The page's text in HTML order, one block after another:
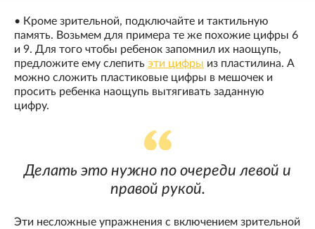
• Кроме зрительной, подключайте и тактильную
память. Возьмем для примера те же похожие цифры 6
и 9. Для того чтобы ребенок запомнил их наощупь,
предложите ему слепить эти цифры из пластилина. А
можно сложить пластиковые цифры в мешочек и
просить ребенка наощупь вытягивать заданную
цифру.
Делать это нужно по очереди левой и
правой рукой.
Эти несложные упражнения с включением зрительной